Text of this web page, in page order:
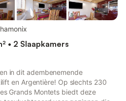
• 2 Slaapkamers
in dit adembenemende
en Argentière! Op slechts 230
Grands Montets biedt deze